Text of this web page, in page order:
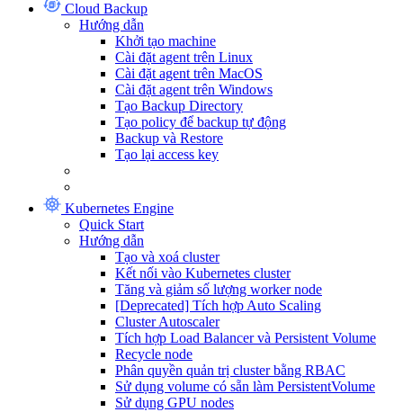
Cloud Backup
Hướng dẫn
Khởi tạo machine
Cài đặt agent trên Linux
Cài đặt agent trên MacOS
Cài đặt agent trên Windows
Tạo Backup Directory
Tạo policy để backup tự động
Backup và Restore
Tạo lại access key
Kubernetes Engine
Quick Start
Hướng dẫn
Tạo và xoá cluster
Kết nối vào Kubernetes cluster
Tăng và giảm số lượng worker node
[Deprecated] Tích hợp Auto Scaling
Cluster Autoscaler
Tích hợp Load Balancer và Persistent Volume
Recycle node
Phân quyền quản trị cluster bằng RBAC
Sử dụng volume có sẵn làm PersistentVolume
Sử dụng GPU nodes